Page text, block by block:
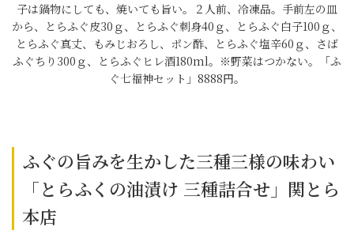
子は鍋物にしても、焼いても旨い。２人前、冷凍品。手前左の皿
から、とらふぐ皮30ｇ、とらふぐ刺身40ｇ、とらふぐ白子100ｇ、
とらふぐ真丈、もみじおろし、ポン酢、とらふぐ塩辛60ｇ、さば
ふぐちり300ｇ、とらふぐヒレ酒180ml。※野菜はつかない。「ふ
ぐ七福神セット」8888円。
ふぐの旨みを生かした三種三様の味わい
「とらふくの油漬け 三種詰合せ」関とら
本店